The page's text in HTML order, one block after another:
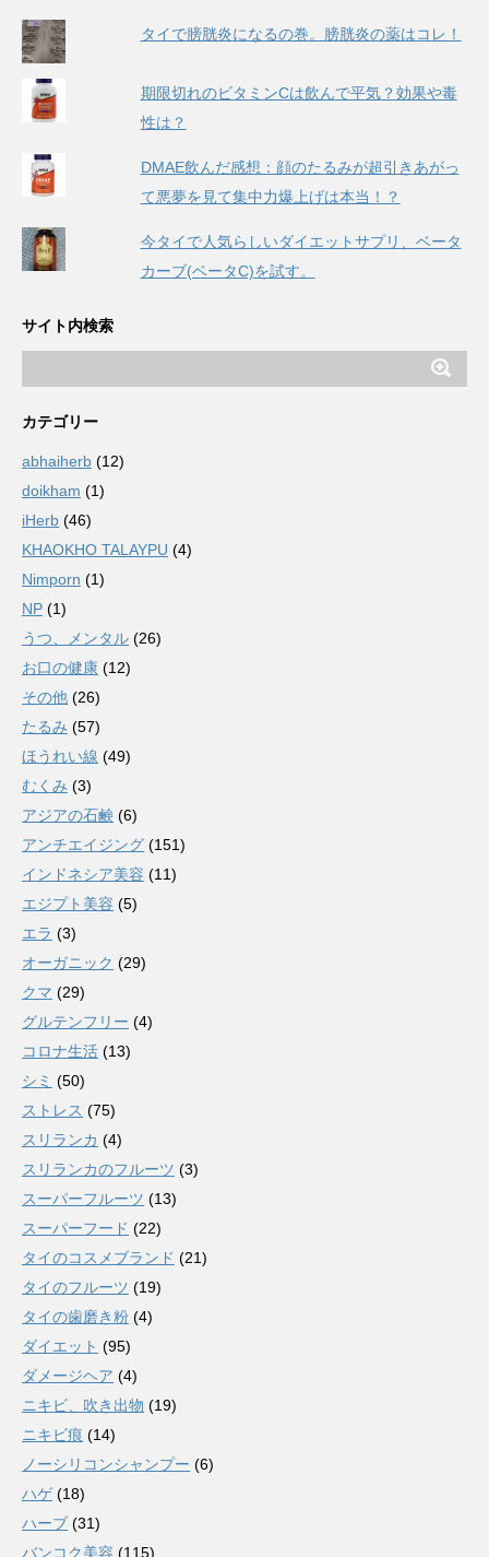
タイで膀胱炎になるの巻。膀胱炎の薬はコレ！
期限切れのビタミンCは飲んで平気？効果や毒
性は？
DMAE飲んだ感想：顔のたるみが超引きあがっ
て悪夢を見て集中力爆上げは本当！？
今タイで人気らしいダイエットサプリ、ベータ
カーブ(ベータC)を試す。
サイト内検索
カテゴリー
abhaiherb (12)
doikham (1)
iHerb (46)
KHAOKHO TALAYPU (4)
Nimporn (1)
NP (1)
うつ、メンタル (26)
お口の健康 (12)
その他 (26)
たるみ (57)
ほうれい線 (49)
むくみ (3)
アジアの石鹸 (6)
アンチエイジング (151)
インドネシア美容 (11)
エジプト美容 (5)
エラ (3)
オーガニック (29)
クマ (29)
グルテンフリー (4)
コロナ生活 (13)
シミ (50)
ストレス (75)
スリランカ (4)
スリランカのフルーツ (3)
スーパーフルーツ (13)
スーパーフード (22)
タイのコスメブランド (21)
タイのフルーツ (19)
タイの歯磨き粉 (4)
ダイエット (95)
ダメージヘア (4)
ニキビ、吹き出物 (19)
ニキビ痕 (14)
ノーシリコンシャンプー (6)
ハゲ(18)
ハーブ (31)
バンコク美容 (115)